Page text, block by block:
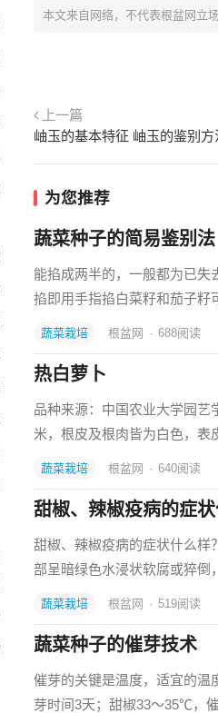
本文来自网络，不代表根盆网立
上一篇
岫玉的基本特征 岫玉的鉴别方
为您推荐
蔬菜种子的简易鉴别法
能掐成两半的，一般都为已失
掐即用手指掐白菜籽和茄子
蔬菜栽培 根盆网 · 688阅读
热白萝卜
品种来源：中国农业大学园艺
米，根皮及根肉皆为白色，
蔬菜栽培 根盆网 · 640阅读
甜椒、辣椒疫病的症
甜椒、辣椒疫病的症状什么样
部呈暗绿色水浸状软腐或猝
蔬菜栽培 根盆网 · 519阅读
蔬菜种子的催芽技术
催芽的关键是温度，适宜的
芽时间3天；甜椒33～35℃，